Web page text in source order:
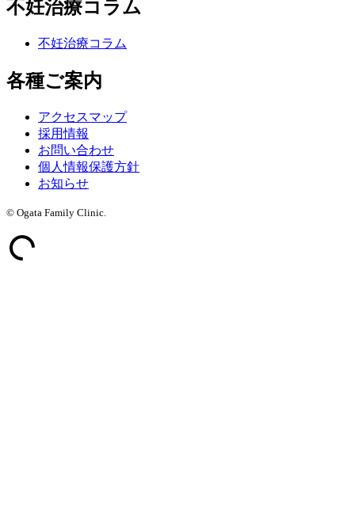
不妊治療コラム
不妊治療コラム
各種ご案内
アクセスマップ
採用情報
お問い合わせ
個人情報保護方針
お知らせ
© Ogata Family Clinic.